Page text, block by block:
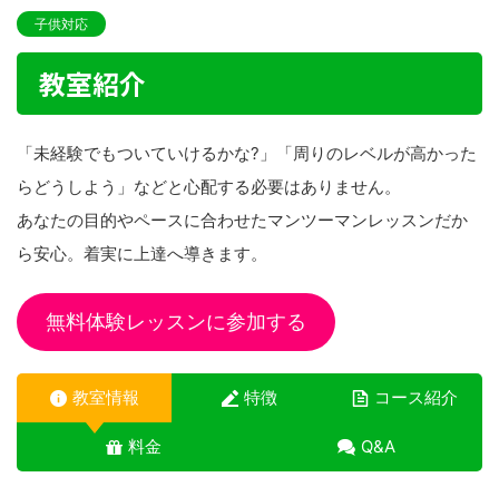
子供対応
教室紹介
「未経験でもついていけるかな?」「周りのレベルが高かった
らどうしよう」などと心配する必要はありません。
あなたの目的やペースに合わせたマンツーマンレッスンだか
ら安心。着実に上達へ導きます。
無料体験レッスンに参加する
教室情報 特徴 コース紹介
料金 Q&A